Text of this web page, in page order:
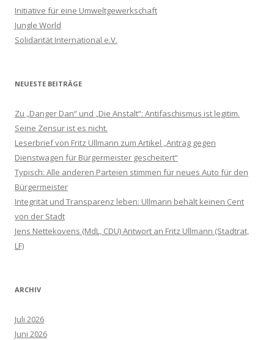
Initiative für eine Umweltgewerkschaft
Jungle World
Solidarität International e.V.
NEUESTE BEITRÄGE
Zu „Danger Dan“ und „Die Anstalt“: Antifaschismus ist legitim.
Seine Zensur ist es nicht.
Leserbrief von Fritz Ullmann zum Artikel „Antrag gegen
Dienstwagen für Bürgermeister gescheitert“
Typisch: Alle anderen Parteien stimmen für neues Auto für den
Bürgermeister
Integrität und Transparenz leben: Ullmann behält keinen Cent
von der Stadt
Jens Nettekovens (MdL, CDU) Antwort an Fritz Ullmann (Stadtrat,
LF)
ARCHIV
Juli 2026
Juni 2026